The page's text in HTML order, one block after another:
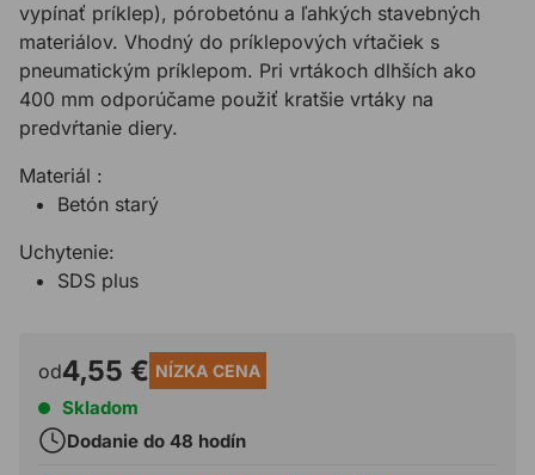
vypínať príklep), pórobetónu a ľahkých stavebných
materiálov. Vhodný do príklepových vŕtačiek s
pneumatickým príklepom. Pri vrtákoch dlhších ako
400 mm odporúčame použiť kratšie vrtáky na
predvŕtanie diery.
Materiál :
Betón starý
Uchytenie:
SDS plus
od4,55 € NÍZKA CENA
Skladom
Dodanie do 48 hodín